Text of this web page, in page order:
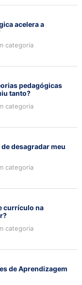
acelera a
categoria
pedagógicas
tanto?
categoria
desagradar meu
categoria
currículo na
categoria
de Aprendizagem